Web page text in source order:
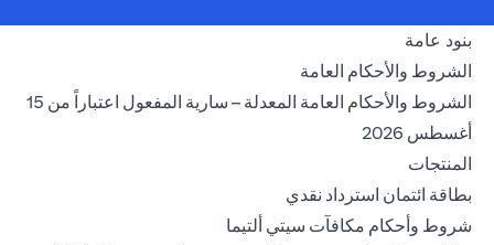
بنود عامة
الشروط والأحكام العامة
الشروط والأحكام العامة المعدلة – سارية المفعول اعتباراً من 15
أغسطس 2026
المنتجات
بطاقة ائتمان استرداد نقدي
شروط وأحكام مكافآت سيتي ألتيما